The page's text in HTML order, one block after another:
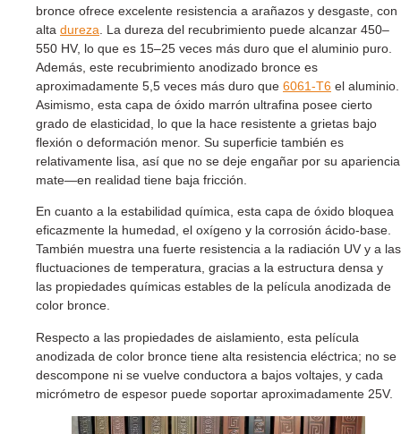
bronce ofrece excelente resistencia a arañazos y desgaste, con
alta dureza . La dureza del recubrimiento puede alcanzar 450–
550 HV, lo que es 15–25 veces más duro que el aluminio puro.
Además, este recubrimiento anodizado bronce es
aproximadamente 5,5 veces más duro que 6061-T6 el aluminio.
Asimismo, esta capa de óxido marrón ultrafina posee cierto
grado de elasticidad, lo que la hace resistente a grietas bajo
flexión o deformación menor. Su superficie también es
relativamente lisa, así que no se deje engañar por su apariencia
mate—en realidad tiene baja fricción.
En cuanto a la estabilidad química, esta capa de óxido bloquea
eficazmente la humedad, el oxígeno y la corrosión ácido-base.
También muestra una fuerte resistencia a la radiación UV y a las
fluctuaciones de temperatura, gracias a la estructura densa y
las propiedades químicas estables de la película anodizada de
color bronce.
Respecto a las propiedades de aislamiento, esta película
anodizada de color bronce tiene alta resistencia eléctrica; no se
descompone ni se vuelve conductora a bajos voltajes, y cada
micrómetro de espesor puede soportar aproximadamente 25V.